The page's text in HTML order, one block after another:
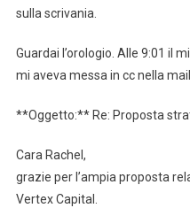
sulla scrivania.
Guardai l’orologio. Alle 9:01 il
mi aveva messa in cc nella mail.
**Oggetto:** Re: Proposta
Cara Rachel,
grazie per l’ampia proposta
Vertex Capital.